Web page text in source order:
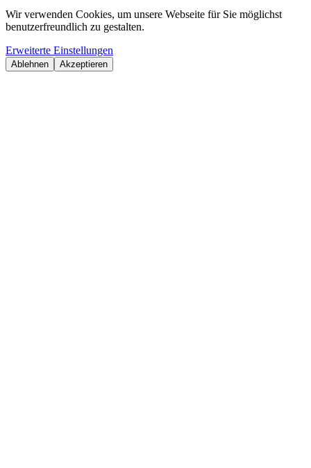
Wir verwenden Cookies, um unsere Webseite für Sie möglichst
benutzerfreundlich zu gestalten.
Erweiterte Einstellungen
Ablehnen Akzeptieren